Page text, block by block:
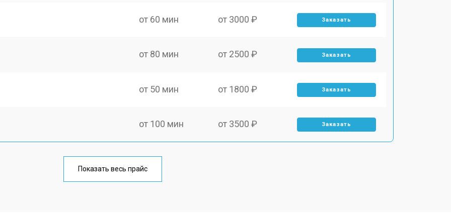
от 60 мин от 3000 ₽ Заказать
от 80 мин от 2500 ₽ Заказать
от 50 мин от 1800 ₽ Заказать
от 100 мин от 3500 ₽ Заказать
от 60 мин
Показать весь прайс